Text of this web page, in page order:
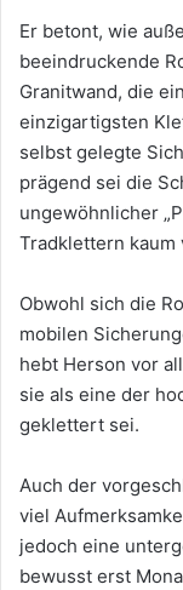
Er betont, wie
beeindruckende
Granitwand, die
einzigartigsten
selbst gelegte
prägend sei die
ungewöhnlicher
Tradklettern kaum
Obwohl sich die
mobilen
hebt Herson vor
sie als eine der
geklettert sei.
Auch der
viel
jedoch eine
bewusst erst